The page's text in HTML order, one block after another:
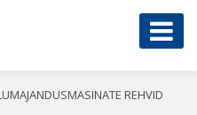
REHVID